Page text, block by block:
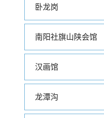
卧龙岗
南阳社旗山陕会馆
汉画馆
龙潭沟